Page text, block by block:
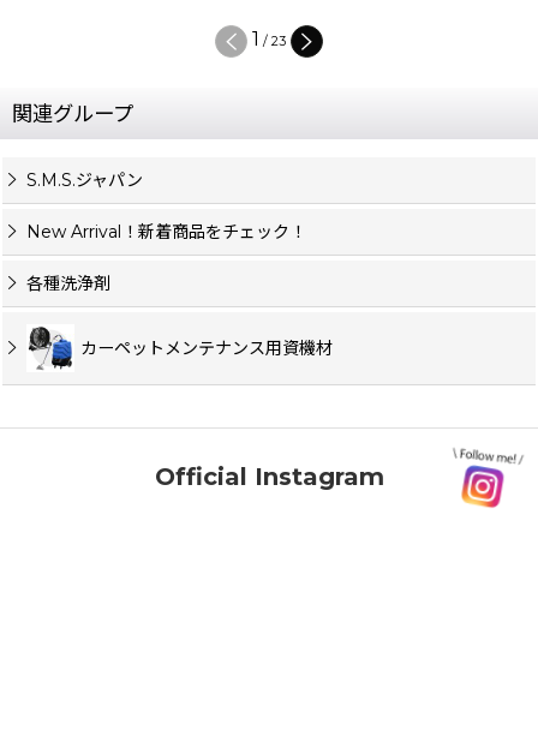
1 / 23
関連グループ
S.M.S.ジャパン
New Arrival！新着商品をチェック！
各種洗浄剤
カーペットメンテナンス用資機材
Official Instagram